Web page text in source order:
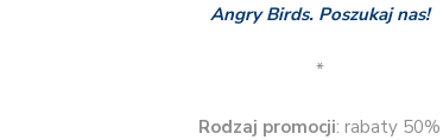
Angry Birds. Poszukaj nas!
*
Rodzaj promocji: rabaty 50%